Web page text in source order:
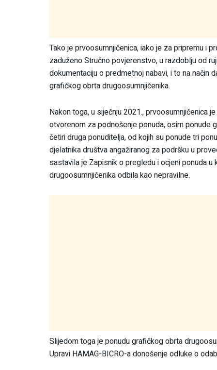
Tako je prvoosumnjičenica, iako je za pripremu i
zaduženo Stručno povjerenstvo, u razdoblju od
dokumentaciju o predmetnoj nabavi, i to na način
grafičkog obrta drugoosumnjičenika.
Nakon toga, u siječnju 2021., prvoosumnjičenica
otvorenom za podnošenje ponuda, osim ponude
četiri druga ponuditelja, od kojih su ponude tri
djelatnika društva angažiranog za podršku u
sastavila je Zapisnik o pregledu i ocjeni ponuda
drugoosumnjičenika odbila kao nepravilne.
Slijedom toga je ponudu grafičkog obrta
Upravi HAMAG-BICRO-a donošenje odluke o